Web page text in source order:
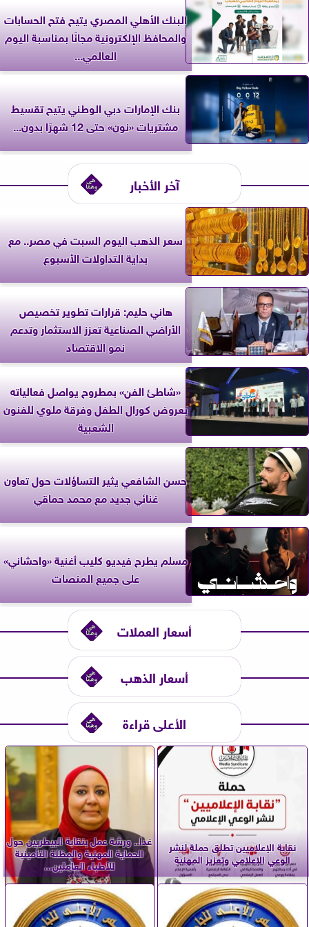
البنك الأهلي المصري يتيح فتح الحسابات
والمحافظ الإلكترونية مجانًا بمناسبة اليوم
العالمي...
بنك الإمارات دبي الوطني يتيح تقسيط
مشتريات «نون» حتى 12 شهرًا بدون...
آخر الأخبار
سعر الذهب اليوم السبت في مصر.. مع
بداية التداولات الأسبوع
هاني حليم: قرارات تطوير تخصيص
الأراضي الصناعية تعزز الاستثمار وتدعم
نمو الاقتصاد
«شاطئ الفن» بمطروح يواصل فعالياته
بعروض كورال الطفل وفرقة ملوي للفنون
الشعبية
حسن الشافعي يثير التساؤلات حول تعاون
غنائي جديد مع محمد حماقي
مسلم يطرح فيديو كليب أغنية «واحشاني»
على جميع المنصات
أسعار العملات
أسعار الذهب
الأعلى قراءة
نقابة الإعلاميين تطلق حملة لنشر
الوعي الإعلامي وتعزيز المهنية
غدا.. ورشة عمل بنقابة البيطريين حول
الحماية المهنية والمظلة التأمينية
للأطباء العاملين...